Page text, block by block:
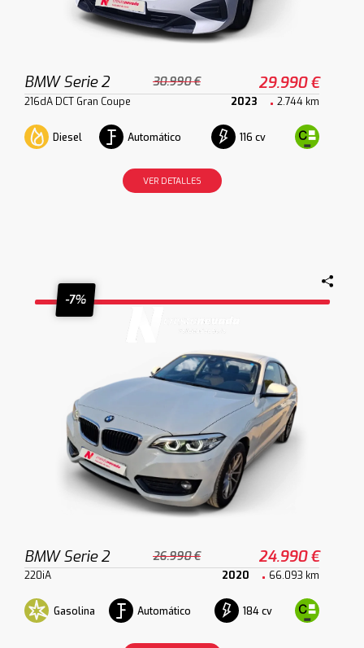
BMW Serie 2 30.990 € 29.990 €
216dA DCT Gran Coupe 2023 2.744 km
Diesel Automático 116 cv
VER DETALLES
-7%
BMW Serie 2 26.990 € 24.990 €
220iA 2020 66.093 km
Gasolina Automático 184 cv